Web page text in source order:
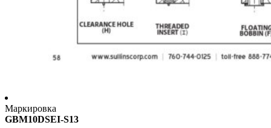
Маркировка
GBM10DSEI-S13